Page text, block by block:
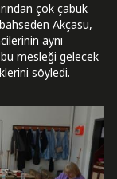
çok çabuk
Akçasu,
aynı
mesleği gelecek
söyledi.